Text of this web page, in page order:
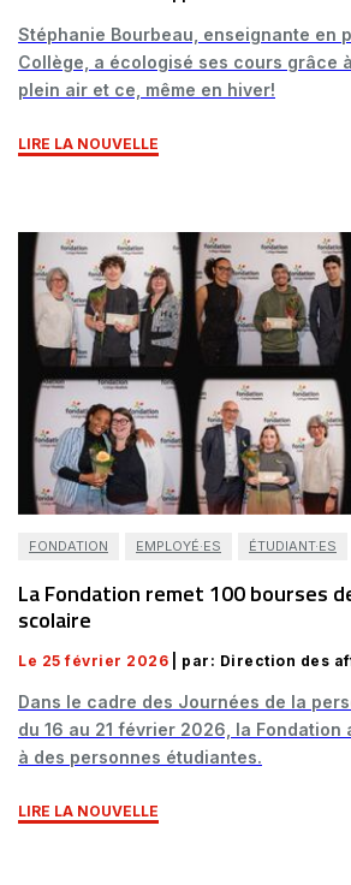
Stéphanie Bourbeau, enseignante en
Collège, a écologisé ses cours grâce
plein air et ce, même en hiver!
LIRE LA NOUVELLE
FONDATION EMPLOYÉ·ES ÉTUDIANT·ES
La Fondation remet 100 bourses
scolaire
Le 25 février 2026 | par: Direction des
Dans le cadre des Journées de la
du 16 au 21 février 2026, la Fondation
à des personnes étudiantes.
LIRE LA NOUVELLE